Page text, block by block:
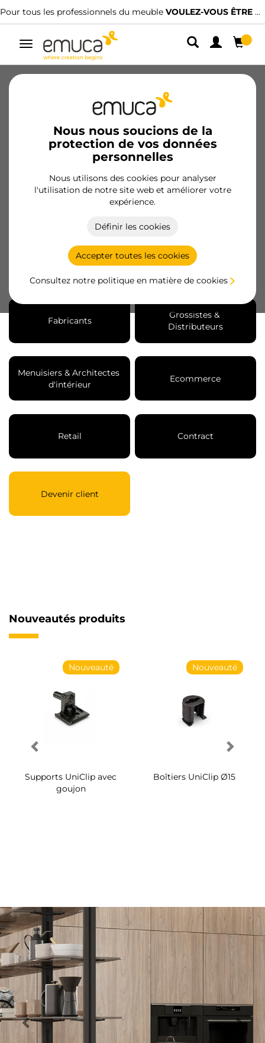
Pour tous les professionnels du meuble VOULEZ-VOUS ÊTRE CLIENT ?
Alterner
navigation
Nous nous soucions de la
protection de vos données
personnelles
Nous utilisons des cookies pour analyser
l'utilisation de notre site web et améliorer votre
expérience.
Définir les cookies
Accepter toutes les cookies
Consultez notre politique en matière de cookies
Nous offrons de l'inspiration et une
large gamme de solutions innovantes
et compétitives pour les secteurs de
la quincaillerie et du bricolage.
Fabricants
Grossistes &
Distributeurs
Menuisiers & Architectes
d'intérieur
Ecommerce
Retail Contract
Devenir client
Nouveautés produits
Nouveauté
Supports UniClip avec
goujon
Nouveauté
Boîtiers UniClip Ø15